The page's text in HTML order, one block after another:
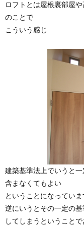
ロフトとは屋根裏部屋
のことで
こういう感じ
建築基準法上でいうと
含まなくてもよい
ということになっていま
逆にいうとその一定の
してしまうということで